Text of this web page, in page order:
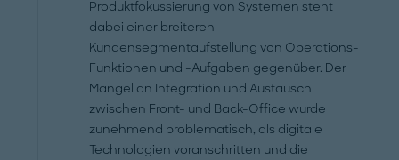
Produktfokussierung von Systemen steht
dabei einer breiteren
Kundensegmentaufstellung von Operations-
Funktionen und -Aufgaben gegenüber. Der
Mangel an Integration und Austausch
zwischen Front- und Back-Office wurde
zunehmend problematisch, als digitale
Technologien voranschritten und die